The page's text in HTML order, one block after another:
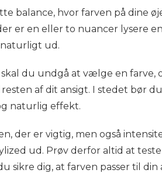
balance, hvor farven på dine
er en eller to nuancer lysere
ud.
du undgå at vælge en
af dit ansigt. I stedet bør
naturlig effekt.
der er vigtig, men også
ud. Prøv derfor altid at
sikre dig, at farven passer til